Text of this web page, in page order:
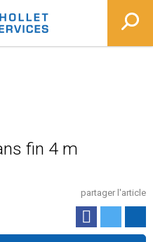
fin 4 m
partager l'article